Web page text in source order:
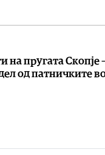
пругата Скопје –
од патничките